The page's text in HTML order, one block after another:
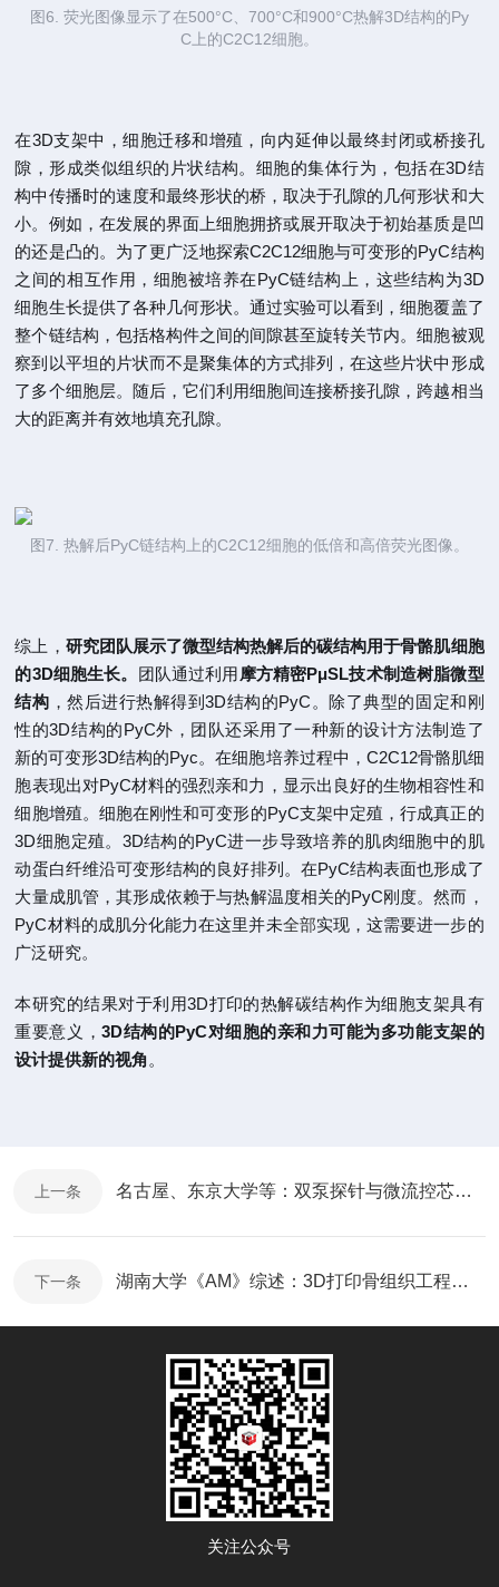
图6. 荧光图像显示了在500°C、700°C和900°C热解3D结构的Py
C上的C2C12细胞。
在3D支架中，细胞迁移和增殖，向内延伸以最终封闭或桥接孔
隙，形成类似组织的片状结构。细胞的集体行为，包括在3D结
构中传播时的速度和最终形状的桥，取决于孔隙的几何形状和大
小。例如，在发展的界面上细胞拥挤或展开取决于初始基质是凹
的还是凸的。为了更广泛地探索C2C12细胞与可变形的PyC结构
之间的相互作用，细胞被培养在PyC链结构上，这些结构为3D
细胞生长提供了各种几何形状。通过实验可以看到，细胞覆盖了
整个链结构，包括格构件之间的间隙甚至旋转关节内。细胞被观
察到以平坦的片状而不是聚集体的方式排列，在这些片状中形成
了多个细胞层。随后，它们利用细胞间连接桥接孔隙，跨越相当
大的距离并有效地填充孔隙。
图7. 热解后PyC链结构上的C2C12细胞的低倍和高倍荧光图像。
综上， 研究团队展示了微型结构热解后的碳结构用于骨骼肌细胞
的3D细胞生长。 团队通过利用摩方精密PμSL技术制造树脂微型
结构 ，然后进行热解得到3D结构的PyC。除了典型的固定和刚
性的3D结构的PyC外，团队还采用了一种新的设计方法制造了
新的可变形3D结构的Pyc。在细胞培养过程中，C2C12骨骼肌细
胞表现出对PyC材料的强烈亲和力，显示出良好的生物相容性和
细胞增殖。细胞在刚性和可变形的PyC支架中定殖，行成真正的
3D细胞定殖。3D结构的PyC进一步导致培养的肌肉细胞中的肌
动蛋白纤维沿可变形结构的良好排列。在PyC结构表面也形成了
大量成肌管，其形成依赖于与热解温度相关的PyC刚度。然而，
PyC材料的成肌分化能力在这里并未全部实现，这需要进一步的
广泛研究。
本研究的结果对于利用3D打印的热解碳结构作为细胞支架具有
重要意义，3D结构的PyC对细胞的亲和力可能为多功能支架的
设计提供新的视角。
上一条 名古屋、东京大学等：双泵探针与微流控芯片集成，用于测量单细胞瞬态响应
下一条 湖南大学《AM》综述：3D打印骨组织工程智能支架的研究进展
关注公众号